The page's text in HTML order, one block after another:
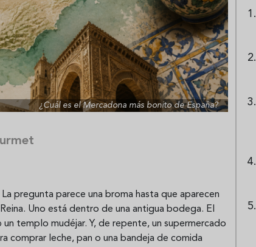
¿Cuál es el Mercadona más bonito de España?
La pregunta parece una broma hasta que aparecen
Uno está dentro de una antigua bodega. El
templo mudéjar. Y, de repente, un supermercado
comprar leche, pan o una bandeja de comida